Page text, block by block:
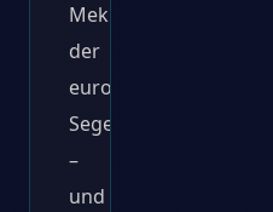
Mekka
der
europäischen
Segelszene
–
und